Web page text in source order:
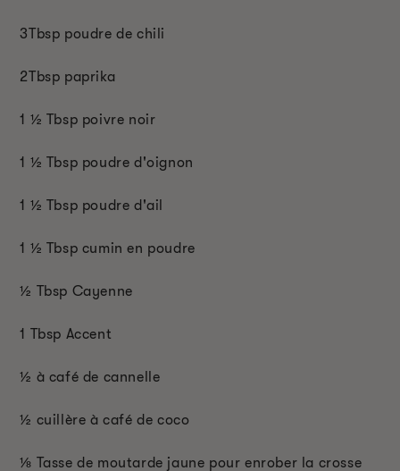
3Tbsp poudre de chili
2Tbsp paprika
1 ½ Tbsp poivre noir
1 ½ Tbsp poudre d'oignon
1 ½ Tbsp poudre d'ail
1 ½ Tbsp cumin en poudre
½ Tbsp Cayenne
1 Tbsp Accent
½ à café de cannelle
½ cuillère à café de coco
⅛ Tasse de moutarde jaune pour enrober la crosse